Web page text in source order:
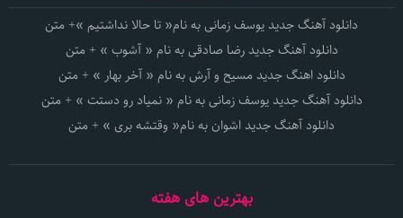
دانلود آهنگ جدید یوسف زمانی به نام« تا حالا نداشتیم »+ متن
دانلود آهنگ جدید رضا صادقی به نام « آشوب » + متن
دانلود اهنگ جدید مسیح و آرش به نام « آخر بهار » + متن
دانلود آهنگ جدید یوسف زمانی به نام « نمیاد رو دستت » + متن
دانلود آهنگ جدید اشوان به نام« وقتشه بری » + متن
بهترین های هفته